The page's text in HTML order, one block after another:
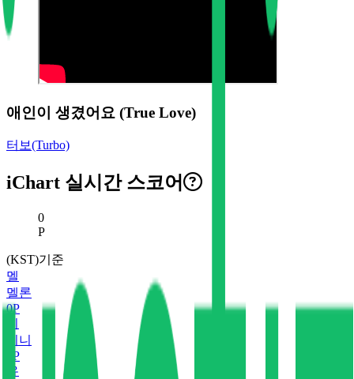
애인이 생겼어요 (True Love)
터보(Turbo)
iChart 실시간 스코어
현재 스코어
0
P
(KST)기준
멜
멜론
0P
지니
P
유